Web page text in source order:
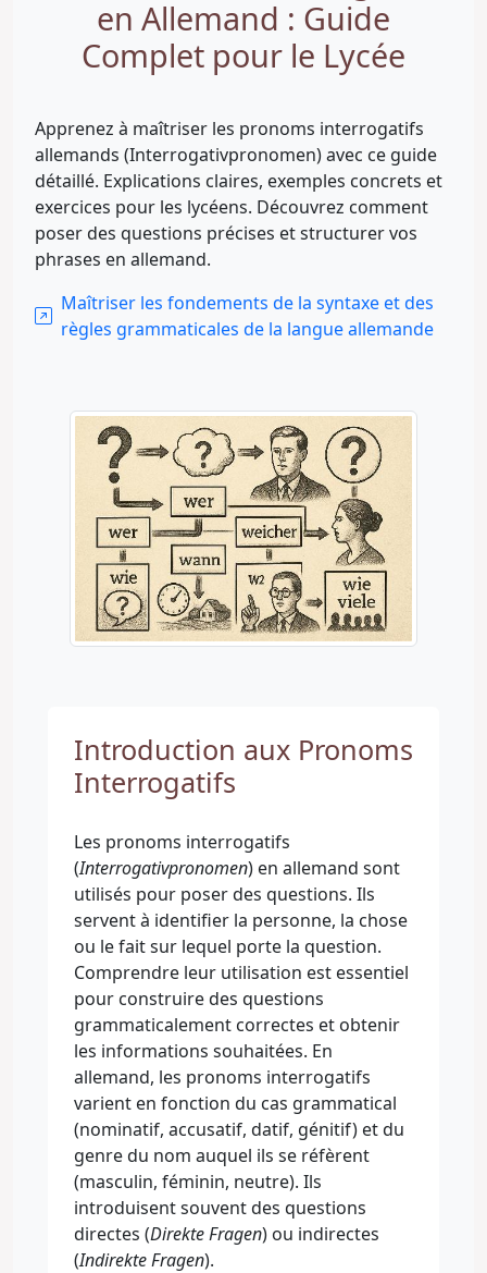
en Allemand : Guide
Complet pour le Lycée
Apprenez à maîtriser les pronoms interrogatifs
allemands (Interrogativpronomen) avec ce guide
détaillé. Explications claires, exemples concrets et
exercices pour les lycéens. Découvrez comment
poser des questions précises et structurer vos
phrases en allemand.
Maîtriser les fondements de la syntaxe et des
règles grammaticales de la langue allemande
Introduction aux Pronoms
Interrogatifs
Les pronoms interrogatifs
(Interrogativpronomen) en allemand sont
utilisés pour poser des questions. Ils
servent à identifier la personne, la chose
ou le fait sur lequel porte la question.
Comprendre leur utilisation est essentiel
pour construire des questions
grammaticalement correctes et obtenir
les informations souhaitées. En
allemand, les pronoms interrogatifs
varient en fonction du cas grammatical
(nominatif, accusatif, datif, génitif) et du
genre du nom auquel ils se réfèrent
(masculin, féminin, neutre). Ils
introduisent souvent des questions
directes (Direkte Fragen) ou indirectes
(Indirekte Fragen).